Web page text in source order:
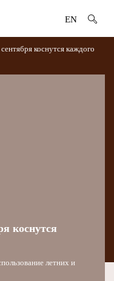
EN
коснутся каждого
коснутся
летних и